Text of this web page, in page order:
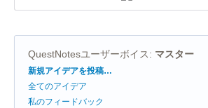
QuestNotesユーザーボイス: マスター
カ
テ
ゴ
新規アイデアを投稿…
全てのアイデア
私のフィードバック